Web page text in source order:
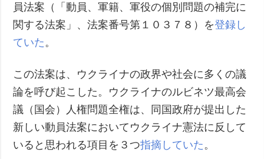
員法案（「動員、軍籍、軍役の個別問題の補完に
関する法案」、法案番号第１０３７８）を登録し
ていた 。
この法案は、ウクライナの政界や社会に多くの議
論を呼び起こした。ウクライナのルビネツ最高会
議（国会）人権問題全権は、同国政府が提出した
新しい動員法案においてウクライナ憲法に反して
いると思われる項目を３つ指摘していた 。